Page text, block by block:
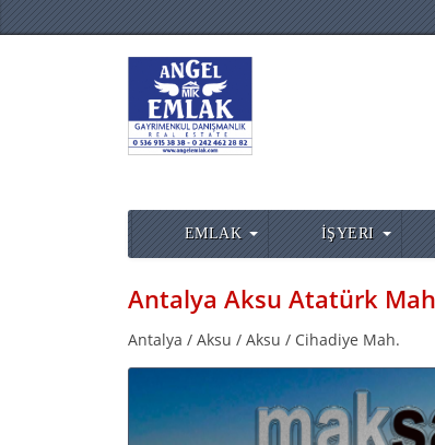
EMLAK İŞYERI
Antalya / Aksu / Aksu / Cihadiye Mah.